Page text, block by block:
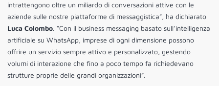
intrattengono oltre un miliardo di conversazioni attive con le
aziende sulle nostre piattaforme di messaggistica”, ha dichiarato
Luca Colombo. “Con il business messaging basato sull’intelligenza
artificiale su WhatsApp, imprese di ogni dimensione possono
offrire un servizio sempre attivo e personalizzato, gestendo
volumi di interazione che fino a poco tempo fa richiedevano
strutture proprie delle grandi organizzazioni”.